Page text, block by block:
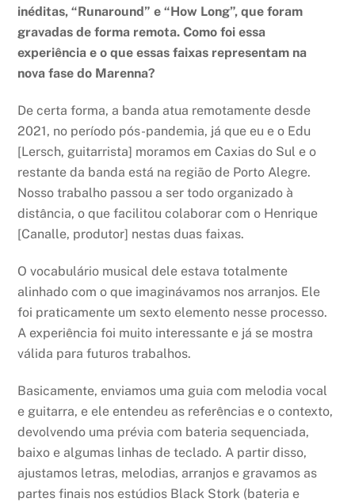
inéditas, “Runaround” e “How Long”, que foram
gravadas de forma remota. Como foi essa
experiência e o que essas faixas representam na
nova fase do Marenna?
De certa forma, a banda atua remotamente desde
2021, no período pós-pandemia, já que eu e o Edu
[Lersch, guitarrista] moramos em Caxias do Sul e o
restante da banda está na região de Porto Alegre.
Nosso trabalho passou a ser todo organizado à
distância, o que facilitou colaborar com o Henrique
[Canalle, produtor] nestas duas faixas.
O vocabulário musical dele estava totalmente
alinhado com o que imaginávamos nos arranjos. Ele
foi praticamente um sexto elemento nesse processo.
A experiência foi muito interessante e já se mostra
válida para futuros trabalhos.
Basicamente, enviamos uma guia com melodia vocal
e guitarra, e ele entendeu as referências e o contexto,
devolvendo uma prévia com bateria sequenciada,
baixo e algumas linhas de teclado. A partir disso,
ajustamos letras, melodias, arranjos e gravamos as
partes finais nos estúdios Black Stork (bateria e